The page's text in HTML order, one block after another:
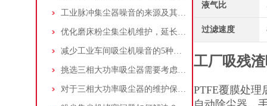
工业脉冲集尘器噪音的来源及其控制策略
优化磨床粉尘集尘机维护，延长设备寿命
减少工业车间吸尘机噪音的5种方法
挑选三相大功率吸尘器需要考虑哪些问题？
对于三相大功率吸尘器的维护保养，你了解多少
液气比
过滤速度
工厂吸残
PTFE覆膜处理